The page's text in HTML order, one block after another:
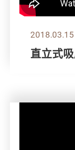
2018.03.15
直立式